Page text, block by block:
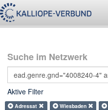
Suche im Netzwerk
Aktive Filter
Adressat Wiesbaden